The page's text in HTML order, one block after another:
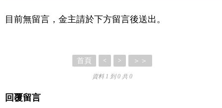
目前無留言，金主請於下方留言後送出。
首頁 < > ＞＞
資料 1 到 0 共 0
回覆留言